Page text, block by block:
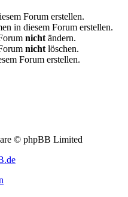
Forum erstellen.
in diesem Forum erstellen.
nicht ändern.
nicht löschen.
Forum erstellen.
© phpBB Limited